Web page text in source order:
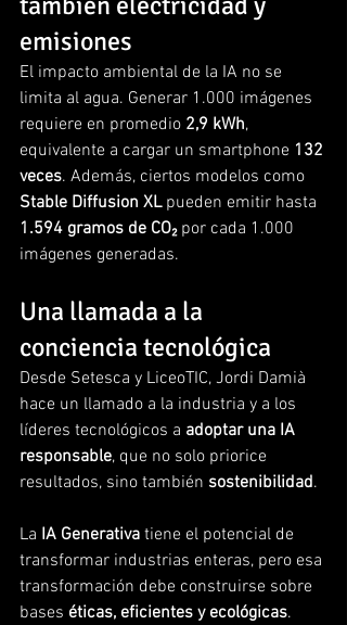
emisiones
El impacto ambiental de la IA no se
limita al agua. Generar 1.000 imágenes
requiere en promedio 2,9 kWh,
equivalente a cargar un smartphone 132
veces. Además, ciertos modelos como
Stable Diffusion XL pueden emitir hasta
1.594 gramos de CO₂ por cada 1.000
imágenes generadas.
Una llamada a la
conciencia tecnológica
Desde Setesca y LiceoTIC, Jordi Damià
hace un llamado a la industria y a los
líderes tecnológicos a adoptar una IA
responsable, que no solo priorice
resultados, sino también sostenibilidad.
La IA Generativa tiene el potencial de
transformar industrias enteras, pero esa
transformación debe construirse sobre
bases éticas, eficientes y ecológicas.